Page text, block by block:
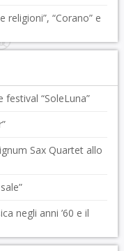
religioni”, “Corano” e
festival “SoleLuna”
Sax Quartet allo
negli anni ’60 e il